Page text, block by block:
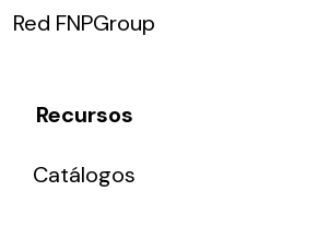
Red FNPGroup
Recursos
Catálogos